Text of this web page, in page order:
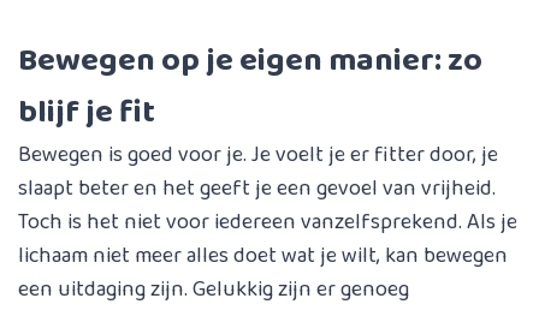
Bewegen op je eigen manier: zo
blijf je fit
Bewegen is goed voor je. Je voelt je er fitter door, je
slaapt beter en het geeft je een gevoel van vrijheid.
Toch is het niet voor iedereen vanzelfsprekend. Als je
lichaam niet meer alles doet wat je wilt, kan bewegen
een uitdaging zijn. Gelukkig zijn er genoeg